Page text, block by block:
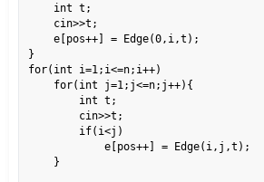
    int t;
    cin>>t;
    e[pos++] = Edge(0,i,t);
}
for(int i=1;i<=n;i++)
    for(int j=1;j<=n;j++){
        int t;
        cin>>t;
        if(i<j)
            e[pos++] = Edge(i,j,t);
    }